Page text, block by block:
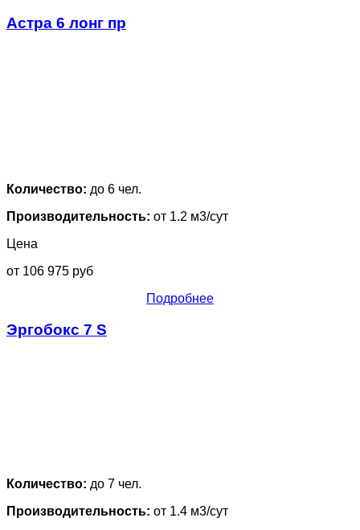
Астра 6 лонг пр
Количество: до 6 чел.
Производительность: от 1.2 м3/сут
Цена
от 106 975 руб
Подробнее
Эргобокс 7 S
Количество: до 7 чел.
Производительность: от 1.4 м3/сут